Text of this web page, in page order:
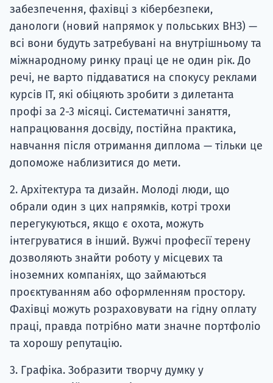
забезпечення, фахівці з кібербезпеки,
данологи (новий напрямок у польських ВНЗ) —
всі вони будуть затребувані на внутрішньому та
міжнародному ринку праці це не один рік. До
речі, не варто піддаватися на спокусу реклами
курсів ІТ, які обіцяють зробити з дилетанта
профі за 2-3 місяці. Систематичні заняття,
напрацювання досвіду, постійна практика,
навчання після отримання диплома — тільки це
допоможе наблизитися до мети.
2. Архітектура та дизайн. Молоді люди, що
обрали один з цих напрямків, котрі трохи
перегукуються, якщо є охота, можуть
інтегруватися в інший. Вужчі професії терену
дозволяють знайти роботу у місцевих та
іноземних компаніях, що займаються
проєктуванням або оформленням простору.
Фахівці можуть розраховувати на гідну оплату
праці, правда потрібно мати значне портфоліо
та хорошу репутацію.
3. Графіка. Зобразити творчу думку у